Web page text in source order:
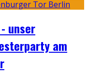
unser
am